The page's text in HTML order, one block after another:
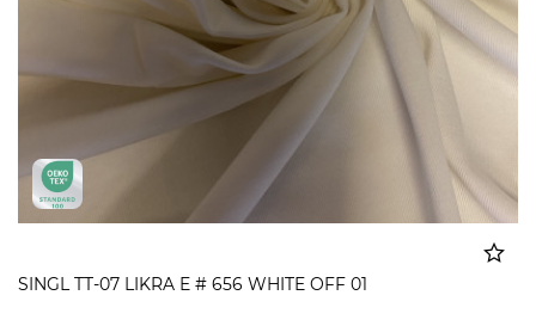
SINGL TT-07 LIKRA E # 656 WHITE OFF 01